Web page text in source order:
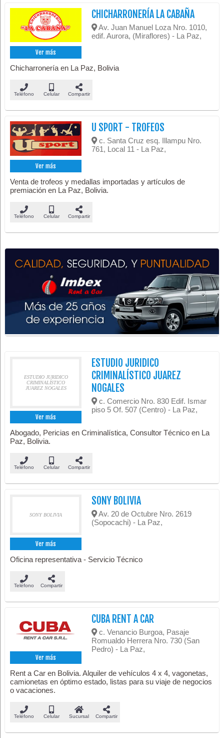
Ver más
CHICHARRONERÍA LA CABAÑA
Av. Juan Manuel Loza Nro. 1010,
edif. Aurora, (Miraflores) - La Paz,
Chicharronería en La Paz, Bolivia
Teléfono Celular Compartir
Ver más
U SPORT - TROFEOS
c. Santa Cruz esq. Illampu Nro.
761, Local 11 - La Paz,
Venta de trofeos y medallas importadas y artículos de
premiación en La Paz, Bolivia.
Teléfono Celular Compartir
ESTUDIO JURIDICO
CRIMINALÍSTICO
JUAREZ NOGALES
Ver más
ESTUDIO JURIDICO
CRIMINALÍSTICO JUAREZ
NOGALES
c. Comercio Nro. 830 Edif. Ismar
piso 5 Of. 507 (Centro) - La Paz,
Abogado, Pericias en Criminalística, Consultor Técnico en La
Paz, Bolivia.
Teléfono Celular Compartir
SONY BOLIVIA
Ver más
SONY BOLIVIA
Av. 20 de Octubre Nro. 2619
(Sopocachi) - La Paz,
Oficina representativa - Servicio Técnico
Teléfono Compartir
Ver más
CUBA RENT A CAR
c. Venancio Burgoa, Pasaje
Romualdo Herrera Nro. 730 (San
Pedro) - La Paz,
Rent a Car en Bolivia. Alquiler de vehículos 4 x 4, vagonetas,
camionetas en óptimo estado, listas para su viaje de negocios
o vacaciones.
Teléfono Celular Sucursal Compartir